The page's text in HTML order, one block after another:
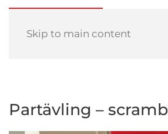
Skip to main content
Partävling –